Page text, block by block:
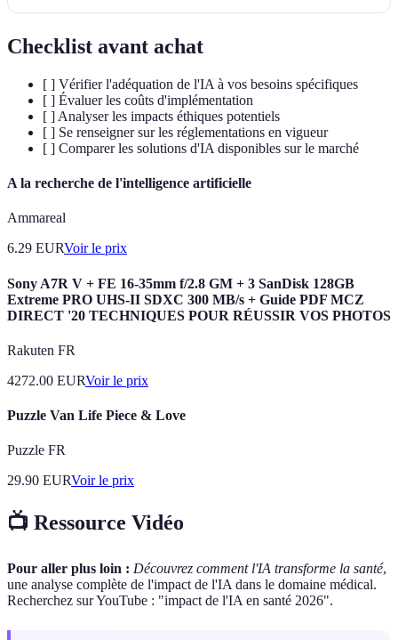
Checklist avant achat
[ ] Vérifier l'adéquation de l'IA à vos besoins spécifiques
[ ] Évaluer les coûts d'implémentation
[ ] Analyser les impacts éthiques potentiels
[ ] Se renseigner sur les réglementations en vigueur
[ ] Comparer les solutions d'IA disponibles sur le marché
A la recherche de l'intelligence artificielle
Ammareal
6.29 EURVoir le prix
Sony A7R V + FE 16-35mm f/2.8 GM + 3 SanDisk 128GB
Extreme PRO UHS-II SDXC 300 MB/s + Guide PDF MCZ
DIRECT '20 TECHNIQUES POUR RÉUSSIR VOS PHOTOS
Rakuten FR
4272.00 EURVoir le prix
Puzzle Van Life Piece & Love
Puzzle FR
29.90 EURVoir le prix
📺 Ressource Vidéo
Pour aller plus loin : Découvrez comment l'IA transforme la santé,
une analyse complète de l'impact de l'IA dans le domaine médical.
Recherchez sur YouTube : "impact de l'IA en santé 2026".